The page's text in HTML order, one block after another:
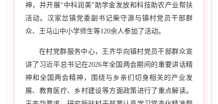
神，并开展“中科润美”助学金发放和科技助农产业帮扶
活动。汉家岔镇党委副书记柴守源与镇村党员干部群
众、王马山中小学师生等120余人参加了活动。
在村党群服务中心，王齐华向镇村党员干部群众宣
讲了习近平总书记在2026年全国两会期间的重要讲话精
神和全国两会精神，围绕与乡亲们切身相关的产业发
展、教育医疗、乡村建设等方面政策进行了重点解读。